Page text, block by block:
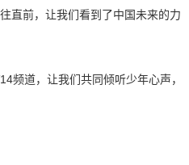
直前，让我们看到了中国未来的力
道，让我们共同倾听少年心声，